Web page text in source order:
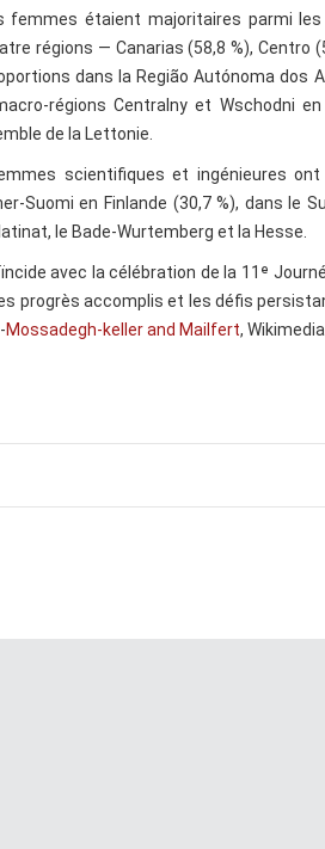
femmes étaient majoritaires parmi
régions — Canarias (58,8 %), Centro
dans la Região Autónoma dos
régions Centralny et Wschodni
de la Lettonie.
scientifiques et ingénieures
Suomi en Finlande (30,7 %), dans le
le Bade-Wurtemberg et la Hesse.
avec la célébration de la 11ᵉ
progrès accomplis et les défis
Mossadegh-keller and Mailfert,